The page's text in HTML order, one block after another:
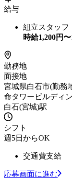
給与
組立スタッフ
時給1,200円〜
勤務地
面接地
宮城県白石市(勤務
命タワービルディ
白石(宮城)駅
シフト
週5日からOK
交通費支給
応募画面に進む